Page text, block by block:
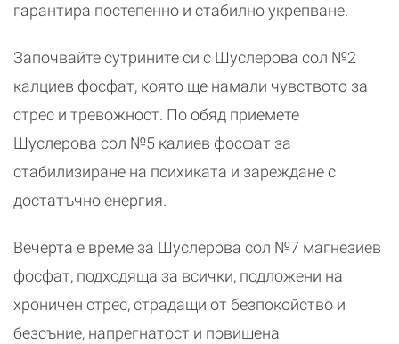
гарантира постепенно и стабилно укрепване.
Започвайте сутрините си с Шуслерова сол №2
калциев фосфат, която ще намали чувството за
стрес и тревожност. По обяд приемете
Шуслерова сол №5 калиев фосфат за
стабилизиране на психиката и зареждане с
достатъчно енергия.
Вечерта е време за Шуслерова сол №7 магнезиев
фосфат, подходяща за всички, подложени на
хроничен стрес, страдащи от безпокойство и
безсъние, напрегнатост и повишена